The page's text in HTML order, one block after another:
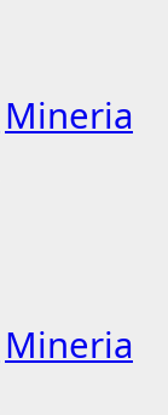
Mineria
Mineria